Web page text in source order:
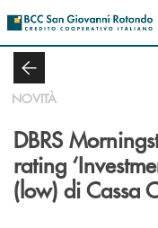
NOVITÀ
DBRS
rating
(low) di Cassa